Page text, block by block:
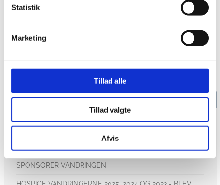
Statistik
Marketing
Tillad alle
Tillad valgte
Afvis
HOSPICE VANDRING
HOSPICE VANDRING
SPONSORER VANDRINGEN
Sydvestjylland fra vandreturen, vil der
mulighed for at købe Chili con
VANDRINGEN HER